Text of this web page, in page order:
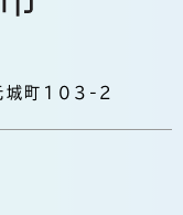
城町103-2